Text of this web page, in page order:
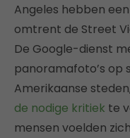
Angeles hebben
omtrent de Street
De Google-dienst
panoramafoto’s op
Amerikaanse
de nodige kritiek te
mensen voelden